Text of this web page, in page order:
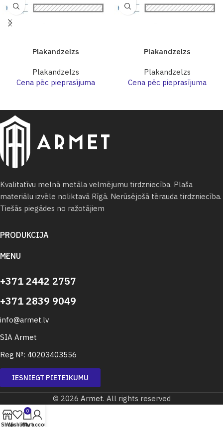
Plakandzelzs
Plakandzelzs
Cena pēc pieprasījuma
Plakandzelzs
Plakandzelzs
Cena pēc pieprasījuma
Kvalitatīvu melnā metāla velmējumu tirdzniecība. Plaša
materiālu izvēle noliktavā Rīgā. Nerūsējošā tērauda tirdzniecība.
Tiešās piegādes no ražotājiem
PRODUKCIJA
MENU
+371 2442 2757
+371 2839 9049
info@armet.lv
SIA Armet
Reg №: 40203403556
IESNIEGT PIETEIKUMU
© 2026 Armet. All rights reserved
ShopWishlist
0
Cart
My account